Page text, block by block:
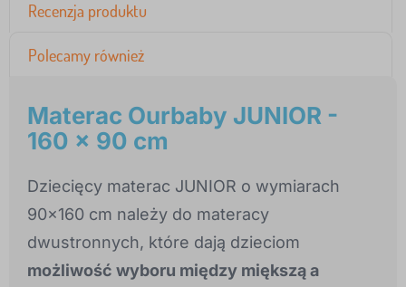
Recenzja produktu
Polecamy również
Materac Ourbaby JUNIOR -
160 x 90 cm
Dziecięcy materac JUNIOR o wymiarach
90x160 cm należy do materacy
dwustronnych, które dają dzieciom
możliwość wyboru między miększą a